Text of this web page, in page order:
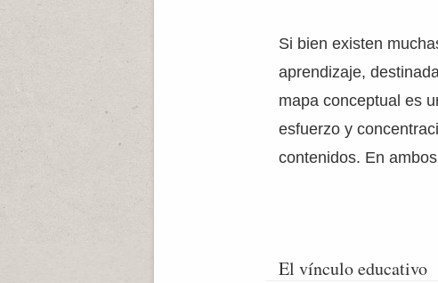
Si bien existen
aprendizaje,
mapa conceptual es
esfuerzo y
contenidos. En
El vínculo educativo